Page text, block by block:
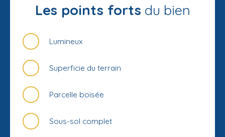
Les points forts du bien
Lumineux
Superficie du terrain
Parcelle boisée
Sous-sol complet